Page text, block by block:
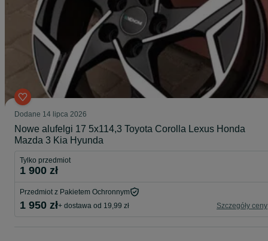
Dodane 14 lipca 2026
Nowe alufelgi 17 5x114,3 Toyota Corolla Lexus Honda
Mazda 3 Kia Hyunda
Tylko przedmiot
1 900 zł
Przedmiot z Pakietem Ochronnym
1 950 zł+ dostawa od 19,99 zł Szczegóły ceny